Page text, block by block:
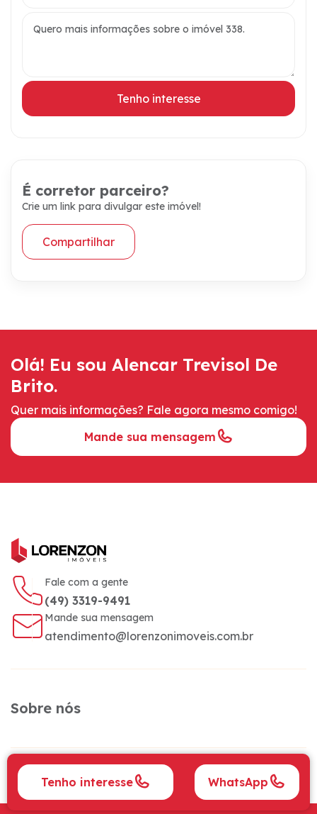
Tenho interesse
É corretor parceiro?
Crie um link para divulgar este imóvel!
Compartilhar
Olá! Eu sou Alencar Trevisol De
Brito.
Quer mais informações? Fale agora mesmo comigo!
Mande sua mensagem
Fale com a gente
(49) 3319-9491
Mande sua mensagem
atendimento@lorenzonimoveis.com.br
Sobre nós
Siga a gente
Tenho interesse WhatsApp